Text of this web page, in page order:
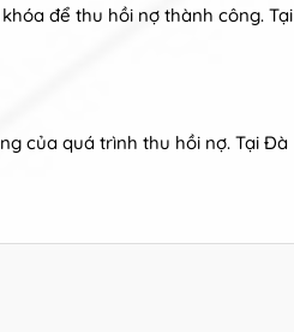
để thu hồi nợ thành công. Tại
của quá trình thu hồi nợ. Tại Đà